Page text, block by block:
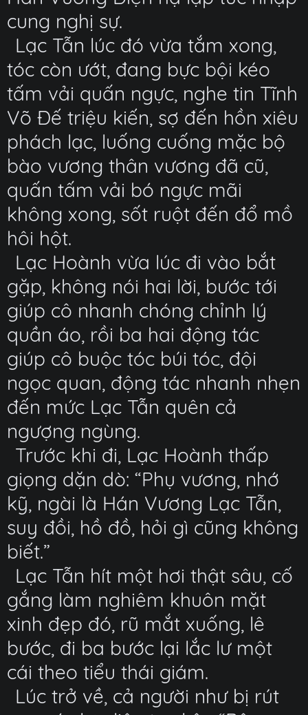
cung nghị sự.
Lạc Tẫn lúc đó vừa tắm xong,
tóc còn ướt, đang bực bội kéo
tấm vải quấn ngực, nghe tin Tĩnh
Võ Đế triệu kiến, sợ đến hồn xiêu
phách lạc, luống cuống mặc bộ
bào vương thân vương đã cũ,
quấn tấm vải bó ngực mãi
không xong, sốt ruột đến đổ mồ
hôi hột.
Lạc Hoành vừa lúc đi vào bắt
gặp, không nói hai lời, bước tới
giúp cô nhanh chóng chỉnh lý
quần áo, rồi ba hai động tác
giúp cô buộc tóc búi tóc, đội
ngọc quan, động tác nhanh nhẹn
đến mức Lạc Tẫn quên cả
ngượng ngùng.
Trước khi đi, Lạc Hoành thấp
giọng dặn dò: “Phụ vương, nhớ
kỹ, ngài là Hán Vương Lạc Tẫn,
suy đồi, hồ đồ, hỏi gì cũng không
biết.”
Lạc Tẫn hít một hơi thật sâu, cố
gắng làm nghiêm khuôn mặt
xinh đẹp đó, rũ mắt xuống, lê
bước, đi ba bước lại lắc lư một
cái theo tiểu thái giám.
Lúc trở về, cả người như bị rút